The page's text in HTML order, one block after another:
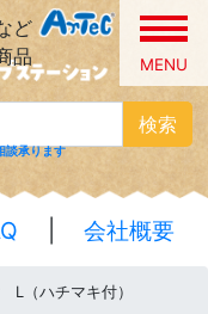
ど
品
MENU
検索
談承ります
会社概要
（ハチマキ付）